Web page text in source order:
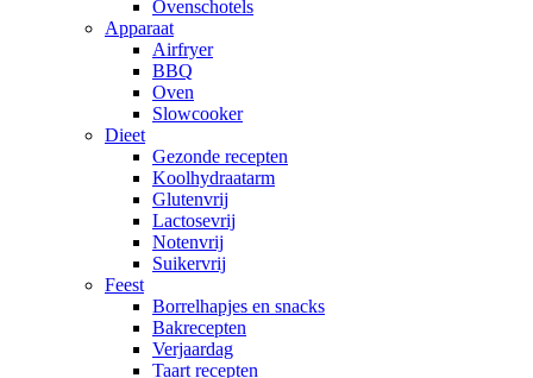
Ovenschotels
Apparaat
Airfryer
BBQ
Oven
Slowcooker
Dieet
Gezonde recepten
Koolhydraatarm
Glutenvrij
Lactosevrij
Notenvrij
Suikervrij
Feest
Borrelhapjes en snacks
Bakrecepten
Verjaardag
Taart recepten